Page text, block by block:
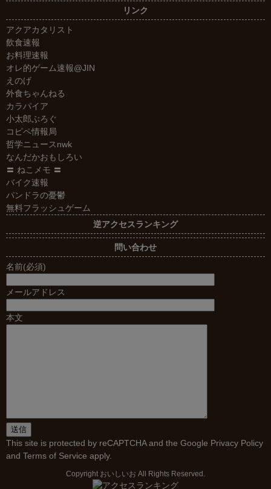
リンク
アクアカタリスト
飲食速報
お料理速報
オレ的ゲーム速報@JIN
えのげ
外食ちゃんねる
カラパイア
小太郎ぶろぐ
コピペ情報局
哲学ニュースnwk
なんだかおもしろい
〓 ねこメモ 〓
バイク速報
パンドラの憂鬱
無料フラッシュゲーム
逆アクセスランキング
問い合わせ
名前(必須)
メールアドレス
本文
This site is protected by reCAPTCHA and the Google Privacy Policy
and Terms of Service apply.
Copyright おいしいお All Rights Reserved.